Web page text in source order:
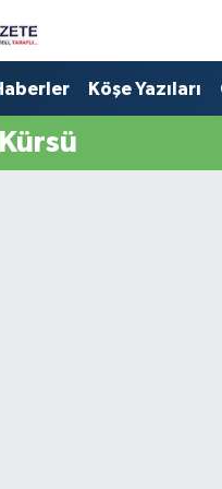
Köşe Yazıları
Fikstür